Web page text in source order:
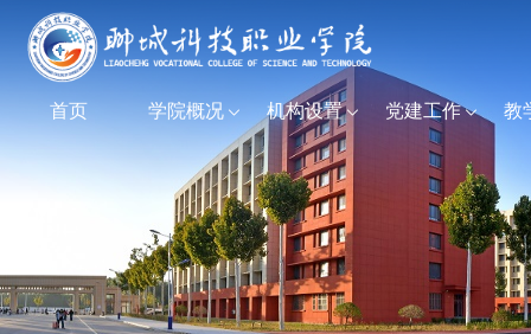
首页 学院概况 机构设置 党建工作 教